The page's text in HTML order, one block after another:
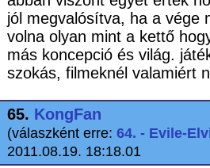
jól megvalósítva, ha a vége
volna olyan mint a kettő
más koncepció és világ.
szokás, filmeknél valamiért
65. KongFan
(válaszként erre: 64. - Evile-
2011.08.19. 18:18.01